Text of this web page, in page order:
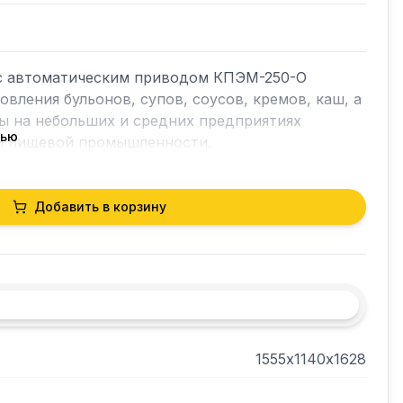
автоматическим приводом КПЭМ-250-О
бульонов, супов, соусов, кремов, каш, а
на небольших и средних предприятиях
пищевой промышленности.
регулировки температуры
диапазоне 20-120 градусов.
Добавить в корзину
1555х1140х1628